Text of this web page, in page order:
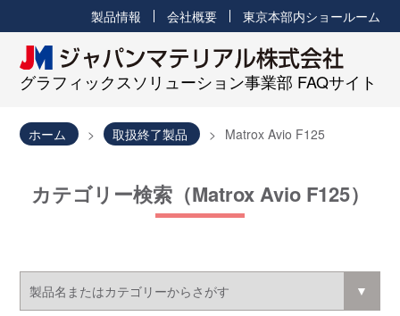
グラフィックスソリューション事業部 FAQサイト
製品情報 会社概要 東京本部内ショールーム
ホーム 取扱終了製品 Matrox Avio F125
カテゴリー検索（Matrox Avio F125）